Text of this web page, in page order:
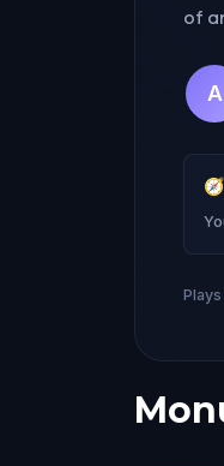
of
A
🧭